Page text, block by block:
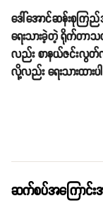
ဒေါ်အောင်ဆန်းစုကြ
ရေးသားခဲ့တဲ့ ရိုက်တာ
လည်း စာနယ်ဇင်းလွတ်
လို့လည်း ရေးသားထား
ဆက်စပ်အကြောင်းအ